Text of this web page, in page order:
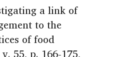
a link of
to the
of food
55, p. 166-175,